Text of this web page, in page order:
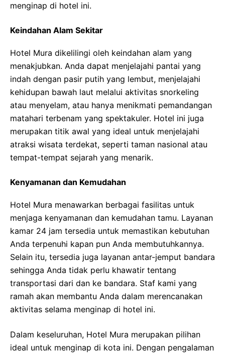
menginap di hotel ini.
Keindahan Alam Sekitar
Hotel Mura dikelilingi oleh keindahan alam yang
menakjubkan. Anda dapat menjelajahi pantai yang
indah dengan pasir putih yang lembut, menjelajahi
kehidupan bawah laut melalui aktivitas snorkeling
atau menyelam, atau hanya menikmati pemandangan
matahari terbenam yang spektakuler. Hotel ini juga
merupakan titik awal yang ideal untuk menjelajahi
atraksi wisata terdekat, seperti taman nasional atau
tempat-tempat sejarah yang menarik.
Kenyamanan dan Kemudahan
Hotel Mura menawarkan berbagai fasilitas untuk
menjaga kenyamanan dan kemudahan tamu. Layanan
kamar 24 jam tersedia untuk memastikan kebutuhan
Anda terpenuhi kapan pun Anda membutuhkannya.
Selain itu, tersedia juga layanan antar-jemput bandara
sehingga Anda tidak perlu khawatir tentang
transportasi dari dan ke bandara. Staf kami yang
ramah akan membantu Anda dalam merencanakan
aktivitas selama menginap di hotel ini.
Dalam keseluruhan, Hotel Mura merupakan pilihan
ideal untuk menginap di kota ini. Dengan pengalaman